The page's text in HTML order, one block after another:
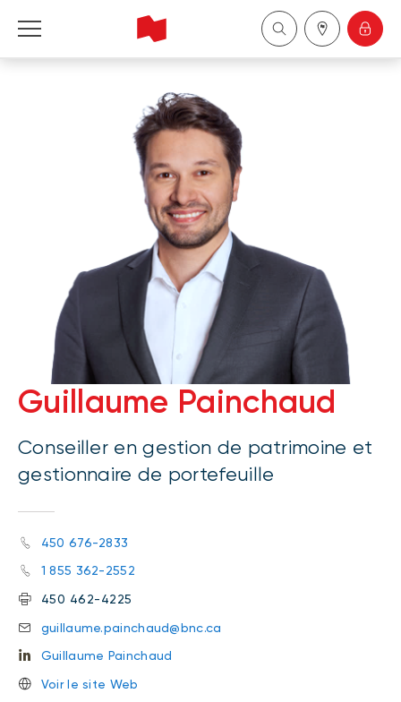
Guillaume Painchaud
Conseiller en gestion de patrimoine et
gestionnaire de portefeuille
450 676-2833
1 855 362-2552
450 462-4225
guillaume.painchaud@bnc.ca
Guillaume Painchaud
Voir le site Web